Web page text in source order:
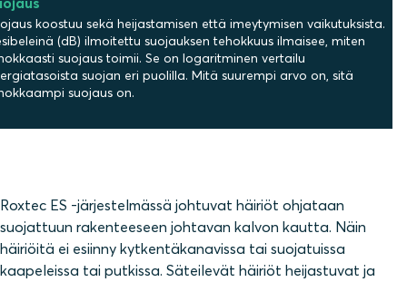
koostuu sekä heijastamisen että imeytymisen vaikutuksista.
(dB) ilmoitettu suojauksen tehokkuus ilmaisee, miten
suojaus toimii. Se on logaritminen vertailu
suojan eri puolilla. Mitä suurempi arvo on, sitä
suojaus on.
Roxtec ES -järjestelmässä johtuvat häiriöt ohjataan
suojattuun rakenteeseen johtavan kalvon kautta. Näin
häiriöitä ei esiinny kytkentäkanavissa tai suojatuissa
kaapeleissa tai putkissa. Säteilevät häiriöt heijastuvat ja